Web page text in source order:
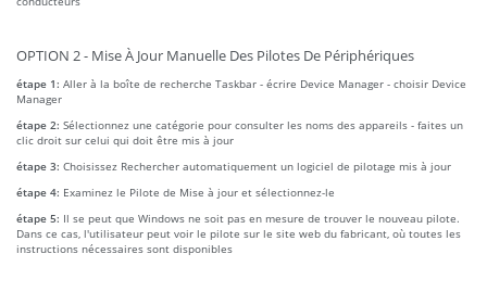
OPTION 2 - Mise À Jour Manuelle Des Pilotes De Périphériques
étape 1: Aller à la boîte de recherche Taskbar - écrire Device Manager - choisir Device
Manager
étape 2: Sélectionnez une catégorie pour consulter les noms des appareils - faites un
clic droit sur celui qui doit être mis à jour
étape 3: Choisissez Rechercher automatiquement un logiciel de pilotage mis à jour
étape 4: Examinez le Pilote de Mise à jour et sélectionnez-le
étape 5: Il se peut que Windows ne soit pas en mesure de trouver le nouveau pilote.
Dans ce cas, l'utilisateur peut voir le pilote sur le site web du fabricant, où toutes les
instructions nécessaires sont disponibles